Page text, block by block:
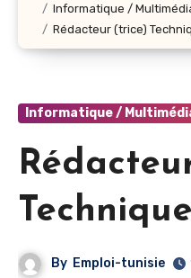
Informatique /
Rédacteur (trice)
Informatique /
By Emploi-tunisie